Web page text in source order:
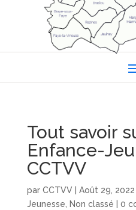
Tout savoir
Enfance-
CCTVV
par CCTVV| Août 29, 2022
Jeunesse, Non classé 0